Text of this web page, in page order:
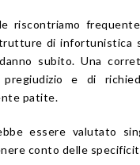
riscontriamo
di infortunistica
subito. Una
e di
patite.
essere valutato
conto delle